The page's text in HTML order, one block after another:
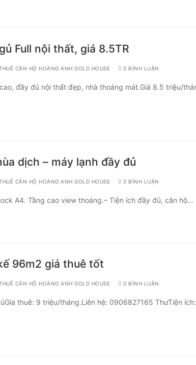
Full nội thất, giá 8.5TR
CĂN HỘ HOÀNG ANH GOLD HOUSE 0 BÌNH LUẬN
đầy đủ nội thất đẹp, nhà thoáng mát.Giá 8.5 triệu/
dịch – máy lạnh đầy đủ
CĂN HỘ HOÀNG ANH GOLD HOUSE 0 BÌNH LUẬN
A4. Tầng cao view thoáng.– Tiện ích đầy đủ, căn hộ…
96m2 giá thuê tốt
CĂN HỘ HOÀNG ANH GOLD HOUSE 0 BÌNH LUẬN
thuê: 9 triệu/tháng.Liên hệ: 0906827165 ThưTiện